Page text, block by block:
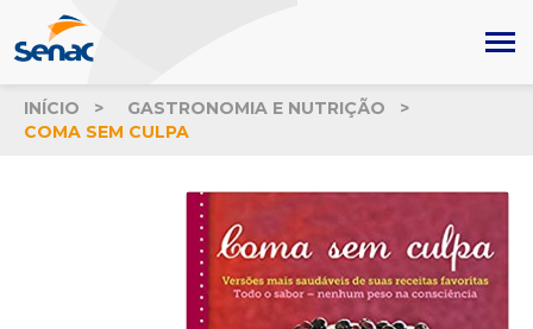
INÍCIO
GASTRONOMIA E NUTRIÇÃO
COMA SEM CULPA